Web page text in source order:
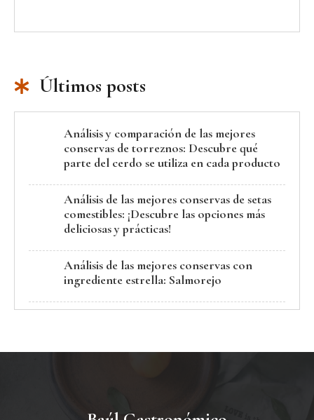
Últimos posts
Análisis y comparación de las mejores
conservas de torreznos: Descubre qué
parte del cerdo se utiliza en cada producto
Análisis de las mejores conservas de setas
comestibles: ¡Descubre las opciones más
deliciosas y prácticas!
Análisis de las mejores conservas con
ingrediente estrella: Salmorejo